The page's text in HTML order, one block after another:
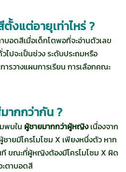
งแต่อายุเท่าไหร่ ?
บอดสีเมื่อเด็กโตพอที่จะอ่านตัวเลข
ไปจะเป็นช่วง ระดับประถมหรือ
รวางแผนการเรียน การเลือกคณะ
ากกว่ากัน ?
พบใน ผู้ชายมากกว่าผู้หญิงเนื่องจาก
ายมีโครโมโซม X เพียงหนึ่งตัว หาก
ขณะที่ผู้หญิงต้องมีโครโมโซม X ผิด
ตาบอดสี